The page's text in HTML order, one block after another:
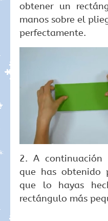
obtener un
manos sobre el
perfectamente.
2. A
que has obtenido
que lo hayas
rectángulo más